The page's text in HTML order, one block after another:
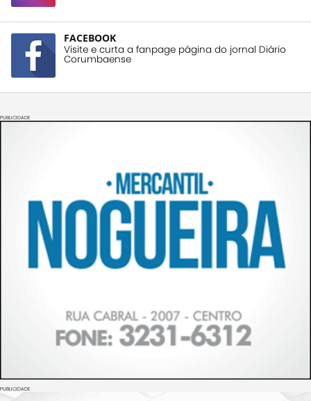
FACEBOOK
Visite e curta a fanpage página do jornal Diário
Corumbaense
PUBLICIDADE
PUBLICIDADE